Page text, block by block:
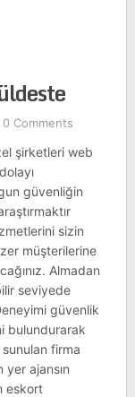
0 Comments
şirketleri web
güvenliğin
sizin
müşterilerine
Almadan
seviyede
güvenlik
bulundurarak
firma
yer ajansın
eskort